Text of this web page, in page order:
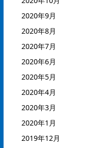
2020年9月
2020年8月
2020年7月
2020年6月
2020年5月
2020年4月
2020年3月
2020年1月
2019年12月